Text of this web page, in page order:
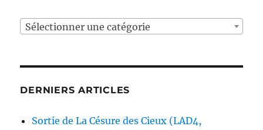
Sélectionner une catégorie
DERNIERS ARTICLES
Sortie de La Césure des Cieux (LAD4,